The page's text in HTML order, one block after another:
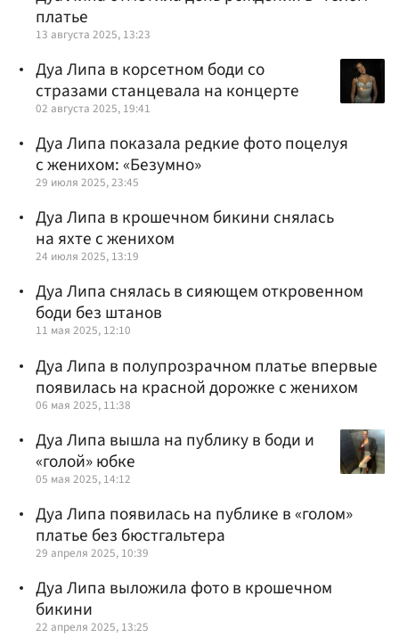
платье
13 августа 2025, 13:23
Дуа Липа в корсетном боди со
стразами станцевала на концерте
02 августа 2025, 19:41
Дуа Липа показала редкие фото поцелуя
с женихом: «Безумно»
29 июля 2025, 23:45
Дуа Липа в крошечном бикини снялась
на яхте с женихом
24 июля 2025, 13:19
Дуа Липа снялась в сияющем откровенном
боди без штанов
11 мая 2025, 12:10
Дуа Липа в полупрозрачном платье впервые
появилась на красной дорожке с женихом
06 мая 2025, 11:38
Дуа Липа вышла на публику в боди и
«голой» юбке
05 мая 2025, 14:12
Дуа Липа появилась на публике в «голом»
платье без бюстгальтера
29 апреля 2025, 10:39
Дуа Липа выложила фото в крошечном
бикини
22 апреля 2025, 13:25